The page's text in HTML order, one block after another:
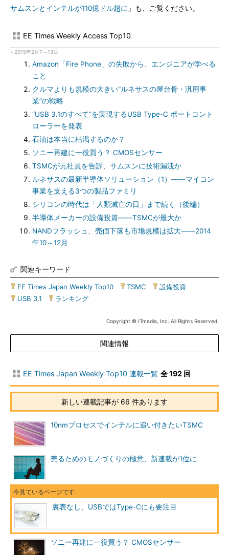
サムスンとインテルが110億ドル超に 」も、ご覧ください。
EE Times Weekly Access Top10
» 2015年2月7～13日
Amazon「Fire Phone」の失敗から、エンジニアが学べる
こと
クルマよりも規模の大きい“ルネサスの屋台骨・汎用事
業”の戦略
“USB 3.1のすべて”を実現するUSB Type-C ポートコント
ローラーを発表
石油は本当に枯渇するのか？
ソニー再建に一役買う？ CMOSセンサー
TSMCが元社員を告訴、サムスンに技術漏洩か
ルネサスの最新半導体ソリューション（1）――マイコン
事業を支える3つの製品ファミリ
シリコンの時代は「人類滅亡の日」まで続く（後編）
半導体メーカーの設備投資――TSMCが最大か
NANDフラッシュ、売価下落も市場規模は拡大――2014
年10～12月
関連キーワード
EE Times Japan Weekly Top10 TSMC 設備投資
USB 3.1
ランキング
Copyright © ITmedia, Inc. All Rights Reserved.
関連情報
EE Times Japan Weekly Top10 連載一覧 全 192 回
新しい連載記事が 66 件あります
10nmプロセスでインテルに追い付きたいTSMC
売るためのモノづくりの極意、新連載が1位に
裏表なし、USBではType-Cにも要注目
ソニー再建に一役買う？ CMOSセンサー